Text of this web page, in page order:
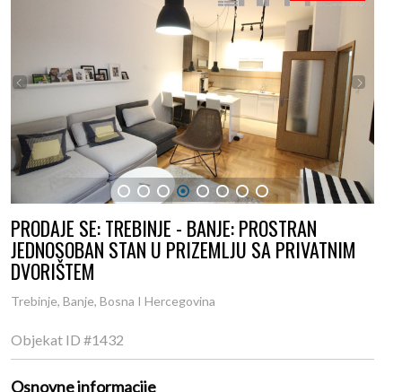
1 2 3 4 5 6 7 8
PRODAJE SE: TREBINJE - BANJE: PROSTRAN
JEDNOSOBAN STAN U PRIZEMLJU SA PRIVATNIM
DVORIŠTEM
Trebinje, Banje, Bosna I Hercegovina
Objekat ID #1432
Osnovne informacije